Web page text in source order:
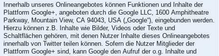
Innerhalb unseres Onlineangebotes können Funktionen und Inhalte der
Plattform Google+, angeboten durch die Google LLC, 1600 Amphitheatre
Parkway, Mountain View, CA 94043, USA („Google“), eingebunden werden.
Hierzu können z.B. Inhalte wie Bilder, Videos oder Texte und
Schaltflächen gehören, mit denen Nutzer Inhalte dieses Onlineangebotes
innerhalb von Twitter teilen können. Sofern die Nutzer Mitglieder der
Plattform Google+ sind, kann Google den Aufruf der o.g. Inhalte und